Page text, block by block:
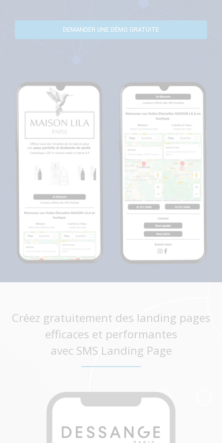
DEMANDER UNE DÉMO GRATUITE
Créez gratuitement des landing pages
efficaces et performantes
avec SMS Landing Page